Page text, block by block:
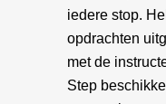
iedere stop.
opdrachten
met de
Step